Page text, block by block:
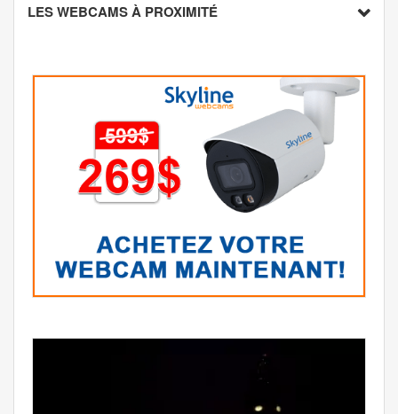
LES WEBCAMS À PROXIMITÉ